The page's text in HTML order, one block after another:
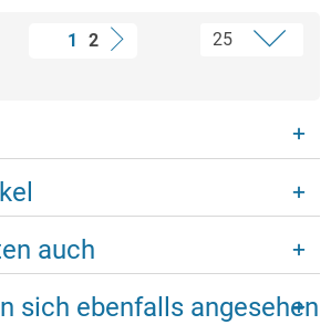
1 2
auch
sich ebenfalls angesehen